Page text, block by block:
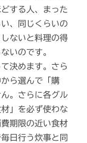
する人、まった
、同じくらいの
ないと料理の得
いのです。
決めます。さら
ら選んで「購
。さらに各グル
」を必ず使わな
期限の近い食材
日行う炊事と同